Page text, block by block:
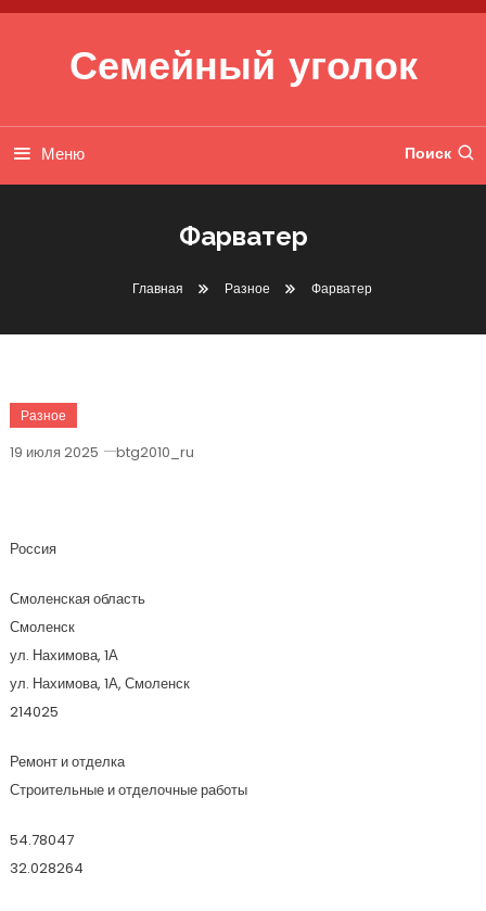
Перейти к содержимому
Семейный уголок
Меню Поиск
Фарватер
Главная Разное Фарватер
Разное
19 июля 2025 btg2010_ru
Россия
Смоленская область
Смоленск
ул. Нахимова, 1А
ул. Нахимова, 1А, Смоленск
214025
Ремонт и отделка
Строительные и отделочные работы
54.78047
32.028264